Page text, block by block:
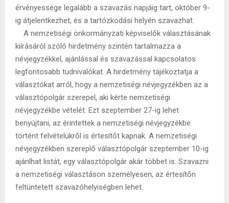
érvényessége legalább a szavazás napjáig tart, október 9-
ig átjelentkezhet, és a tartózkodási helyén szavazhat.
A nemzetiségi önkormányzati képviselők választásának
kiírásáról szóló hirdetmény szintén tartalmazza a
névjegyzékkel, ajánlással és szavazással kapcsolatos
legfontosabb tudnivalókat. A hirdetmény tájékoztatja a
választókat arról, hogy a nemzetiségi névjegyzékben az a
választópolgár szerepel, aki kérte nemzetiségi
névjegyzékbe vételét. Ezt szeptember 27-ig lehet
benyújtani, az érintettek a nemzetiségi névjegyzékbe
történt felvételükről is értesítőt kapnak. A nemzetiségi
névjegyzékben szereplő választópolgár szeptember 10-ig
ajánlhat listát, egy választópolgár akár többet is. Szavazni
a nemzetiségi választáson személyesen, az értesítőn
feltüntetett szavazóhelyiségben lehet.